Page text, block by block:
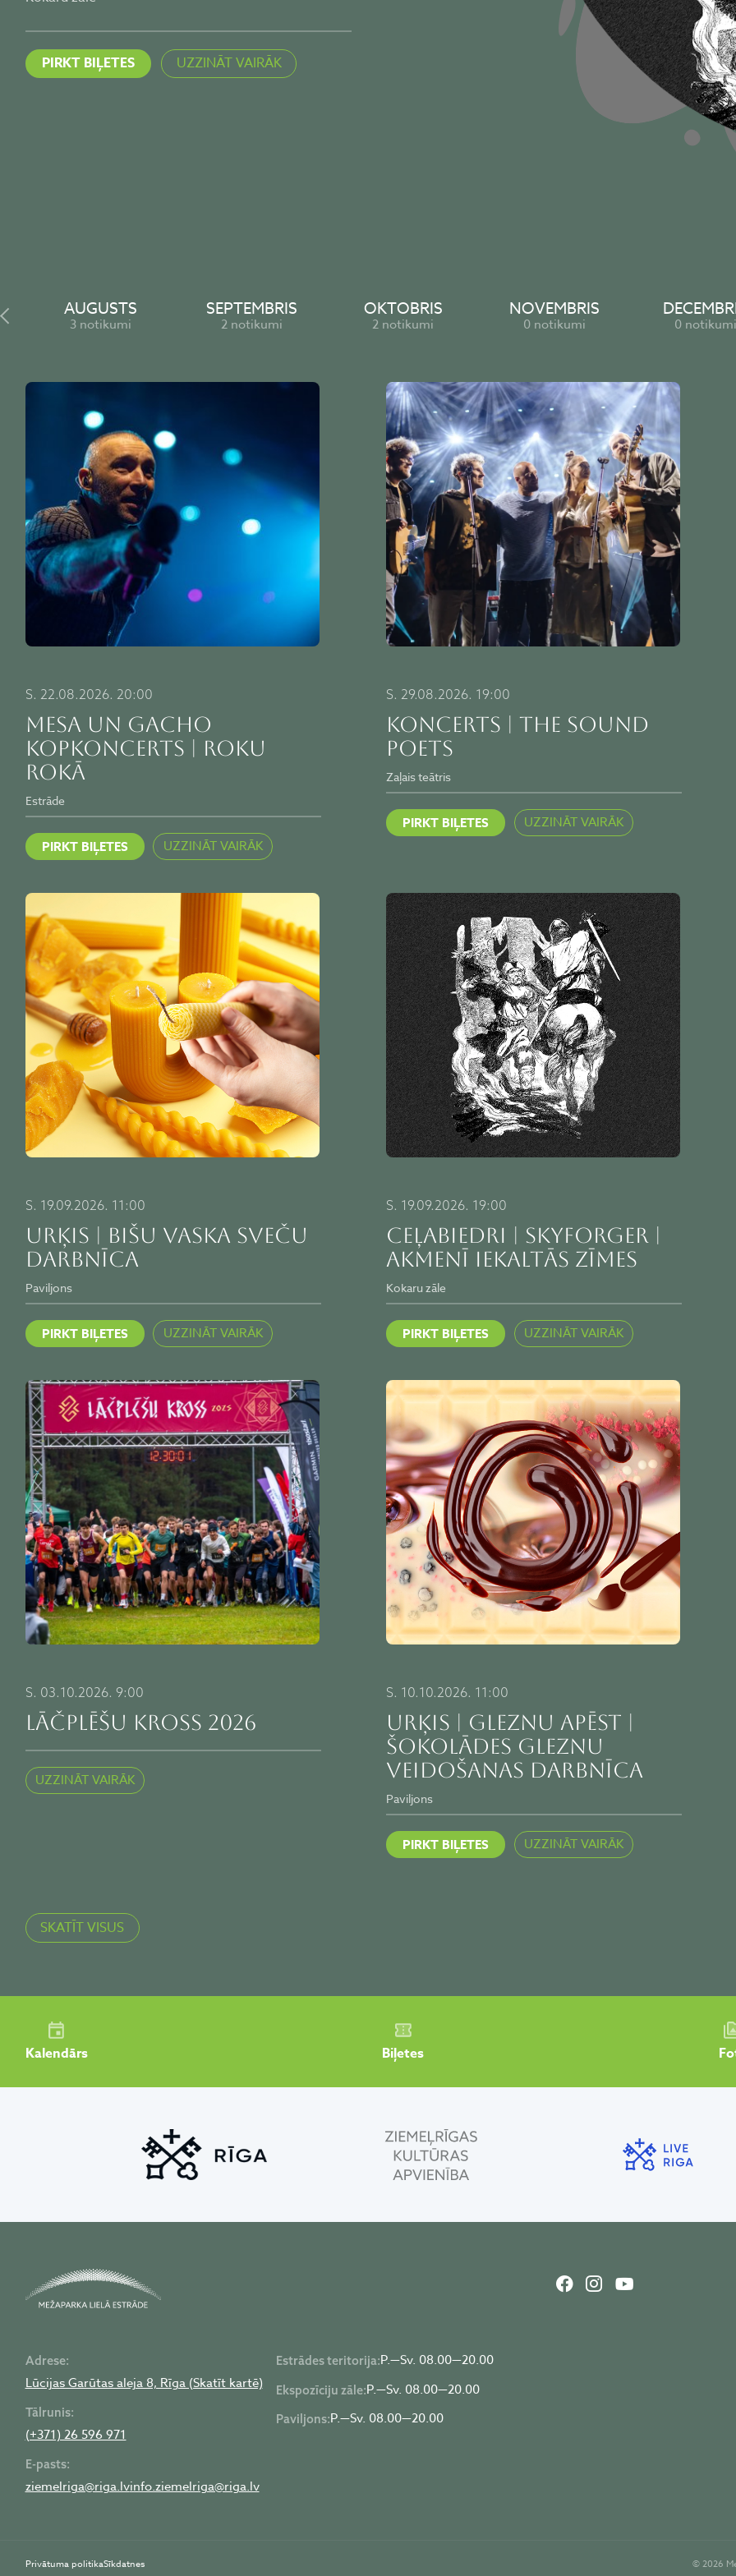
PIRKT BIĻETES UZZINĀT VAIRĀK
PIRKT BIĻETES UZZINĀT VAIRĀK
PIRKT BIĻETES UZZINĀT VAIRĀK
AUGUSTS
3 notikumi
SEPTEMBRIS
2 notikumi
OKTOBRIS
2 notikumi
NOVEMBRIS
0 notikumi 0 notikumi
S. 22.08.2026. 20:00
MESA un GACHO
kopkoncerts | ROKU
ROKĀ
Estrāde
PIRKT BIĻETES UZZINĀT VAIRĀK
S. 29.08.2026. 19:00
KONCERTS | THE SOUND
POETS
Zaļais teātris
PIRKT BIĻETES UZZINĀT VAIRĀK
S. 19.09.2026. 11:00
URĶIS | BIŠU VASKA SVEČU
DARBNĪCA
Paviljons
PIRKT BIĻETES UZZINĀT VAIRĀK
S. 19.09.2026. 19:00
CEĻABIEDRI | SKYFORGER |
AKMENĪ IEKALTĀS ZĪMES
Kokaru zāle
PIRKT BIĻETES UZZINĀT VAIRĀK
S. 03.10.2026. 9:00
LĀČPLĒŠU KROSS 2026
UZZINĀT VAIRĀK
S. 10.10.2026. 11:00
URĶIS | GLEZNU APĒST |
Šokolādes gleznu
veidošanas darbnīca
Paviljons
PIRKT BIĻETES UZZINĀT VAIRĀK
SKATĪT VISUS
Kalendārs Biļetes
Adrese:
Lūcijas Garūtas aleja 8, Rīga (Skatīt kartē)
Tālrunis:
(+371) 26 596 971
E-pasts:
ziemelriga@riga.lvinfo.ziemelriga@riga.lv
Estrādes teritorija:P.—Sv. 08.00—20.00
Ekspozīciju zāle:P.—Sv. 08.00—20.00
Paviljons:P.—Sv. 08.00—20.00
Privātuma politikaSīkdatnes © 2026